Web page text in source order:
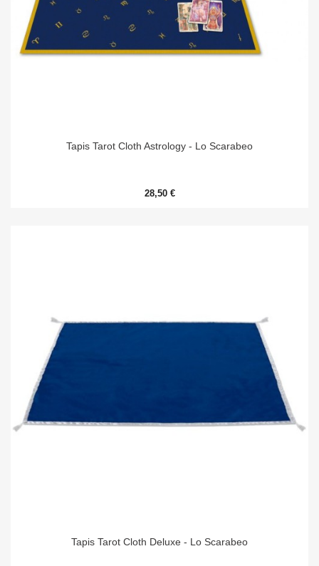
Tapis Tarot Cloth Astrology - Lo Scarabeo
28,50 €
Tapis Tarot Cloth Deluxe - Lo Scarabeo